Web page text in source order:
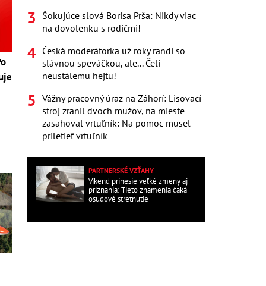
Šokujúce slová Borisa Prša: Nikdy viac
na dovolenku s rodičmi!
Česká moderátorka už roky randí so
slávnou speváčkou, ale... Čelí
neustálemu hejtu!
Vážny pracovný úraz na Záhorí: Lisovací
stroj zranil dvoch mužov, na mieste
zasahoval vrtuľník: Na pomoc musel
priletieť vrtuľník
PARTNERSKÉ VZŤAHY
Víkend prinesie veľké zmeny aj
priznania: Tieto znamenia čaká
osudové stretnutie